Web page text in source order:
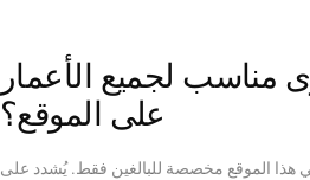
مناسب لجميع الأعمار
على الموقع؟
هذا الموقع مخصصة للبالغين فقط. يُشدد على